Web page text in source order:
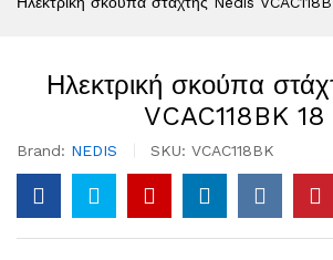
Ηλεκτρική σκούπα
VCAC118BK
Brand: NEDIS SKU: VCAC118BK